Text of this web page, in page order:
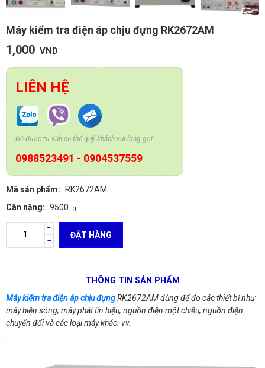
Máy kiểm tra điện áp chịu đựng RK2672AM
1,000 VND
LIÊN HỆ
Để được tư vấn cụ thể quý khách vui lòng gọi:
0988523491 - 0904537559
Mã sản phẩm:
RK2672AM
Cân nặng: 9500 g
ĐẶT HÀNG
THÔNG TIN SẢN PHẨM
Máy kiểm tra điện áp chịu đựngRK2672AMdùng để đo các thiết bị như
máy hiện sóng, máy phát tín hiệu, nguồn điện một chiều, nguồn điện
chuyển đổi và các loại máy khác. vv.